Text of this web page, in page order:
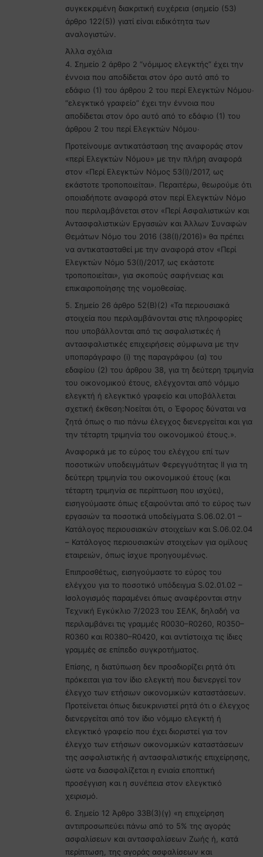
συγκεκριμένη διακριτική ευχέρεια (σημείο (53)
άρθρο 122(5)) γιατί είναι ειδικότητα των
αναλογιστών.
Άλλα σχόλια
4. Σημείο 2 άρθρο 2 “νόμιμος ελεγκτής” έχει την
έννοια που αποδίδεται στον όρο αυτό από το
εδάφιο (1) του άρθρου 2 του περί Ελεγκτών Νόμου∙
“ελεγκτικό γραφείο” έχει την έννοια που
αποδίδεται στον όρο αυτό από το εδάφιο (1) του
άρθρου 2 του περί Ελεγκτών Νόμου∙
Προτείνουμε αντικατάσταση της αναφοράς στον
«περί Ελεγκτών Νόμου» με την πλήρη αναφορά
στον «Περί Ελεγκτών Νόμος 53(Ι)/2017, ως
εκάστοτε τροποποιείται». Περαιτέρω, θεωρούμε ότι
οποιαδήποτε αναφορά στον περί Ελεγκτών Νόμο
που περιλαμβάνεται στον «Περί Ασφαλιστικών και
Αντασφαλιστικών Εργασιών και Άλλων Συναφών
Θεμάτων Νόμο του 2016 (38(Ι)/2016)» θα πρέπει
να αντικατασταθεί με την αναφορά στον «Περί
Ελεγκτών Νόμο 53(Ι)/2017, ως εκάστοτε
τροποποιείται», για σκοπούς σαφήνειας και
επικαιροποίησης της νομοθεσίας.
5. Σημείο 26 άρθρο 52(Β)(2) «Τα περιουσιακά
στοιχεία που περιλαμβάνονται στις πληροφορίες
που υποβάλλονται από τις ασφαλιστικές ή
αντασφαλιστικές επιχειρήσεις σύμφωνα με την
υποπαράγραφο (i) της παραγράφου (α) του
εδαφίου (2) του άρθρου 38, για τη δεύτερη τριμηνία
του οικονομικού έτους, ελέγχονται από νόμιμο
ελεγκτή ή ελεγκτικό γραφείο και υποβάλλεται
σχετική έκθεση:Νοείται ότι, ο Έφορος δύναται να
ζητά όπως ο πιο πάνω έλεγχος διενεργείται και για
την τέταρτη τριμηνία του οικονομικού έτους.».
Αναφορικά με το εύρος του ελέγχου επί των
ποσοτικών υποδειγμάτων Φερεγγυότητας ΙΙ για τη
δεύτερη τριμηνία του οικονομικού έτους (και
τέταρτη τριμηνία σε περίπτωση που ισχύει),
εισηγούμαστε όπως εξαιρούνται από το εύρος των
εργασιών τα ποσοτικά υποδείγματα S.06.02.01 –
Κατάλογος περιουσιακών στοιχείων και S.06.02.04
– Κατάλογος περιουσιακών στοιχείων για ομίλους
εταιρειών, όπως ίσχυε προηγουμένως.
Επιπροσθέτως, εισηγούμαστε το εύρος του
ελέγχου για το ποσοτικό υπόδειγμα S.02.01.02 –
Ισολογισμός παραμένει όπως αναφέρονται στην
Τεχνική Εγκύκλιο 7/2023 του ΣΕΛΚ, δηλαδή να
περιλαμβάνει τις γραμμές R0030–R0260, R0350–
R0360 και R0380–R0420, και αντίστοιχα τις ίδιες
γραμμές σε επίπεδο συγκροτήματος.
Επίσης, η διατύπωση δεν προσδιορίζει ρητά ότι
πρόκειται για τον ίδιο ελεγκτή που διενεργεί τον
έλεγχο των ετήσιων οικονομικών καταστάσεων.
Προτείνεται όπως διευκρινιστεί ρητά ότι ο έλεγχος
διενεργείται από τον ίδιο νόμιμο ελεγκτή ή
ελεγκτικό γραφείο που έχει διοριστεί για τον
έλεγχο των ετήσιων οικονομικών καταστάσεων
της ασφαλιστικής ή αντασφαλιστικής επιχείρησης,
ώστε να διασφαλίζεται η ενιαία εποπτική
προσέγγιση και η συνέπεια στον ελεγκτικό
χειρισμό.
6. Σημείο 12 Άρθρο 33Β(3)(γ) «η επιχείρηση
αντιπροσωπεύει πάνω από το 5% της αγοράς
ασφαλίσεων και αντασφαλίσεων Ζωής ή, κατά
περίπτωση, της αγοράς ασφαλίσεων και